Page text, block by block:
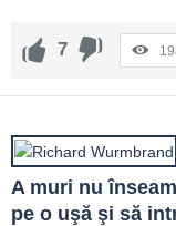
7
A muri nu
pe o uşă şi să